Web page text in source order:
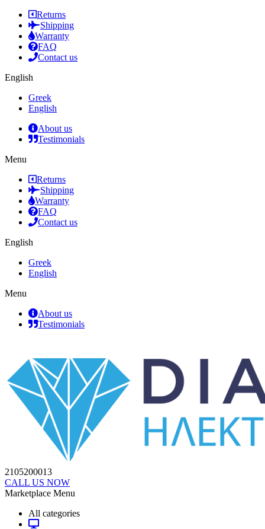
Returns
Shipping
Warranty
FAQ
Contact us
English
Greek
English
About us
Testimonials
Menu
Returns
Shipping
Warranty
FAQ
Contact us
English
Greek
English
Menu
About us
Testimonials
2105200013
CALL US NOW
Marketplace Menu
All categories